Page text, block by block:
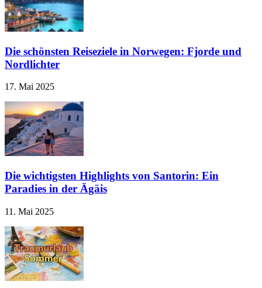
Die schönsten Reiseziele in Norwegen: Fjorde und
Nordlichter
17. Mai 2025
Die wichtigsten Highlights von Santorin: Ein
Paradies in der Ägäis
11. Mai 2025